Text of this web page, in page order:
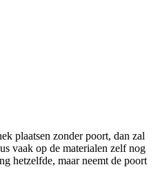
plaatsen zonder poort, dan zal
vaak op de materialen zelf nog
hetzelfde, maar neemt de poort